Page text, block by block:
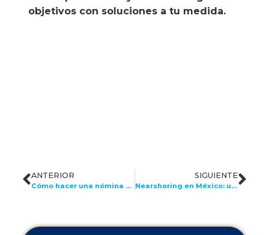
objetivos con soluciones a tu medida.
ANTERIOR
Cómo hacer una nómina sin errores para ahorrar tiempo y dinero
SIGUIENTE
Nearshoring en México: una oportunidad para las empresas y el país